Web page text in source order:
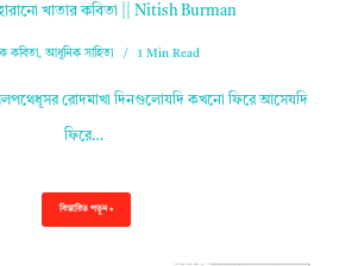
খাতার কবিতা || Nitish Burman
কবিতা,আধুনিক সাহিত্য 1 Min Read
রোদমাখা দিনগুলোযদি কখনো ফিরে আসেযদি
ফিরে…
বিস্তারিত পড়ুন »